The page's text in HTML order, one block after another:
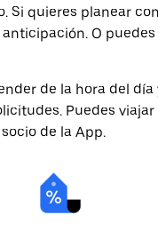
Si quieres planear
O
de la hora del
Puedes
de la App.